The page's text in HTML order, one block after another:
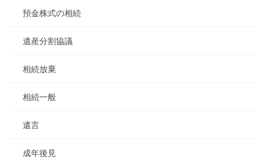
預金株式の相続
遺産分割協議
相続放棄
相続一般
遺言
成年後見